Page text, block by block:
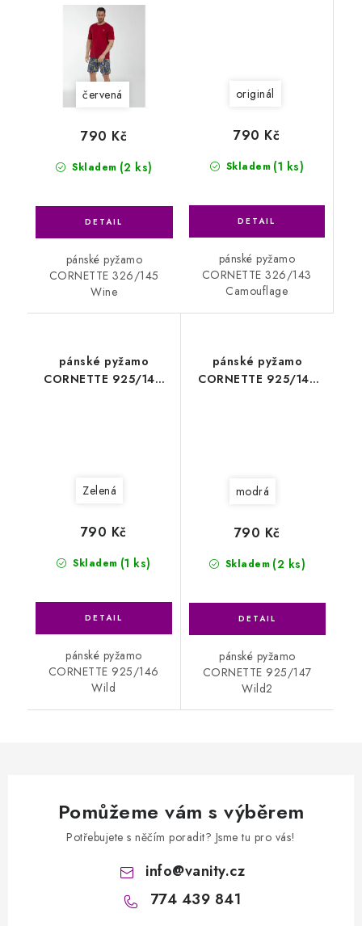
červená
Skladem (2 ks)
790 Kč
pánské pyžamo
CORNETTE 326/145
Wine
originál
Skladem (1 ks)
790 Kč
pánské pyžamo
CORNETTE 326/143
Camouflage
pánské pyžamo
CORNETTE 925/146
Zelená
Skladem (1 ks)
790 Kč
pánské pyžamo
CORNETTE 925/146
Wild
pánské pyžamo
CORNETTE 925/147
modrá
Skladem (2 ks)
790 Kč
pánské pyžamo
CORNETTE 925/147
Wild2
Pomůžeme vám s výběrem
Potřebujete s něčím poradit? Jsme tu pro vás!
info@vanity.cz
774 439 841